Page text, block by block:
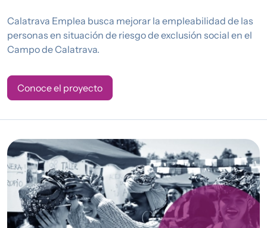
Calatrava Emplea busca mejorar la empleabilidad de las
personas en situación de riesgo de exclusión social en el
Campo de Calatrava.
Conoce el proyecto